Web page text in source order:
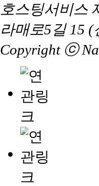
호스팅서비스
라매로5길 15
Copyright ⓒ